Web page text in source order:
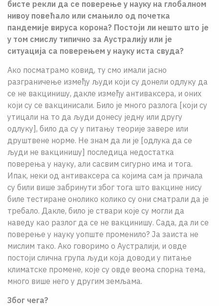
бисте рекли да се поверење у науку на глобалном
нивоу повећало или смањило од почетка
пандемије вируса корона? Постоји ли нешто што је
у том смислу типично за Аустралију или је
ситуација са поверењем у науку иста свуда?
Ако посматрамо ковид, ту смо имали јасно
разграничење између људи који су донели одлуку да
се не вакцинишу, дакле између антиваксера, и оних
који су се вакцинисали. Било је много разлога [који су
утицали на то да људи донесу једну или другу
одлуку], било да су у питању теорије завере или
друштвене норме. Не знам да ли је [одлука да се
људи не вакцинишу] последица недостатка
поверења у науку, али сасвим сигурно има и тога.
Ипак, неки од антиваксера са којима сам ја причала
су били више забринути због тога што вакцине нису
биле тестиране онолико колико су они сматрали да је
требало. Дакле, било је ствари које су могли да
наведу као разлог да се не вакцинишу. Сада, да ли се
поверење у науку уопште променило? Ја заиста не
мислим тако. Ако говоримо о Аустралији, и овде
постоји слична група људи која доводи у питање
климатске промене, које су овде веома спорна тема,
много више него у другим земљама.
Због чега?